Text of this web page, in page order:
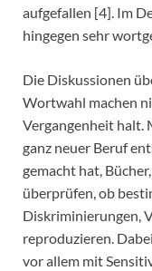
aufgefallen [4]. Im
hingegen sehr
Die Diskussionen
Wortwahl machen
Vergangenheit halt.
ganz neuer Beruf
gemacht hat,
überprüfen, ob
Diskriminierungen,
reproduzieren.
vor allem mit